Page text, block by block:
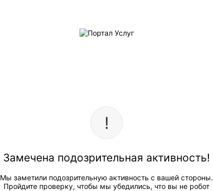
Замечена подозрительная активность!
Мы заметили подозрительную активность с вашей стороны.
Пройдите проверку, чтобы мы убедились, что вы не робот